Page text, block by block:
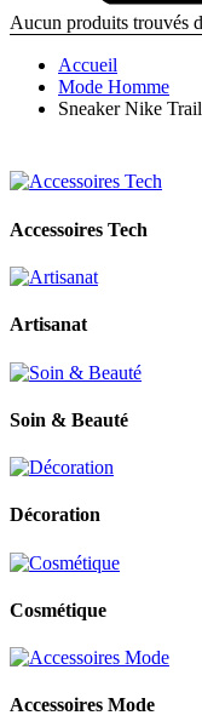
Aucun produits trouvés
Accueil
Mode Homme
Sneaker Nike
Accessoires Tech
Artisanat
Soin & Beauté
Décoration
Cosmétique
Accessoires Mode